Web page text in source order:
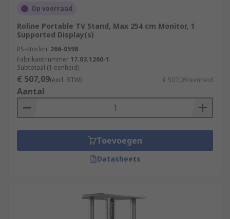
Op voorraad
Roline Portable TV Stand, Max 254 cm Monitor, 1
Supported Display(s)
RS-stocknr. 266-0598
Fabrikantnummer 17.03.1260-1
Subtotaal (1 eenheid)
€ 507,09(excl. BTW) € 507,09/eenheid
Aantal
Toevoegen
Datasheets